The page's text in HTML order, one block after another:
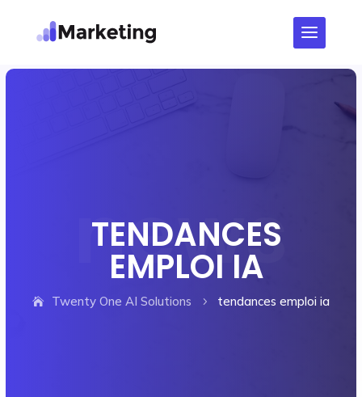
TENDANCES
EMPLOI IA
Twenty One AI Solutions 5 tendances emploi ia